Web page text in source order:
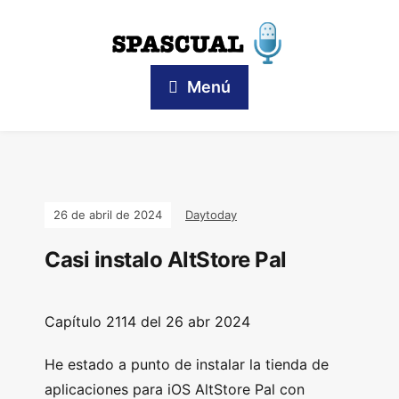
Menú
26 de abril de 2024 Daytoday
Casi instalo AltStore Pal
Capítulo 2114 del 26 abr 2024
He estado a punto de instalar la tienda de
aplicaciones para iOS AltStore Pal con